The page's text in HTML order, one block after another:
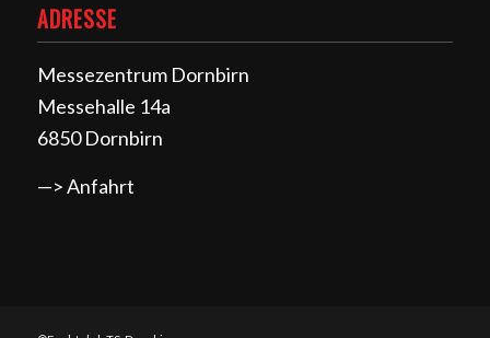
ADRESSE
Messezentrum Dornbirn
Messehalle 14a
6850 Dornbirn
—> Anfahrt